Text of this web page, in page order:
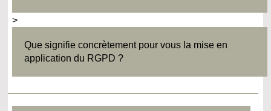
>
Que signifie concrètement pour vous la mise en
application du RGPD ?